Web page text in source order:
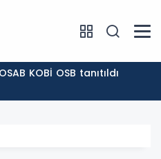
KOBİ OSB tanıtıldı